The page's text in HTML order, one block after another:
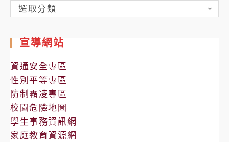
各
處
公
告
選取分類
宣導網站
資通安全專區
性別平等專區
防制霸凌專區
校園危險地圖
學生事務資訊網
家庭教育資源網